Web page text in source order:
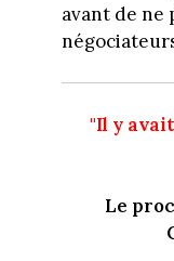
avant de ne
"Il y
Le